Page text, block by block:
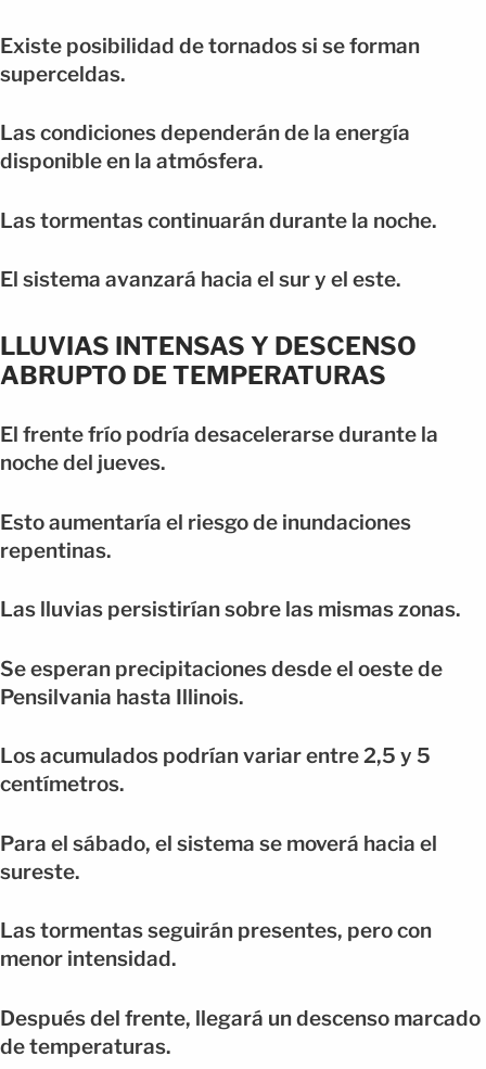
Existe posibilidad de tornados si se forman
superceldas.
Las condiciones dependerán de la energía
disponible en la atmósfera.
Las tormentas continuarán durante la noche.
El sistema avanzará hacia el sur y el este.
LLUVIAS INTENSAS Y DESCENSO
ABRUPTO DE TEMPERATURAS
El frente frío podría desacelerarse durante la
noche del jueves.
Esto aumentaría el riesgo de inundaciones
repentinas.
Las lluvias persistirían sobre las mismas zonas.
Se esperan precipitaciones desde el oeste de
Pensilvania hasta Illinois.
Los acumulados podrían variar entre 2,5 y 5
centímetros.
Para el sábado, el sistema se moverá hacia el
sureste.
Las tormentas seguirán presentes, pero con
menor intensidad.
Después del frente, llegará un descenso marcado
de temperaturas.